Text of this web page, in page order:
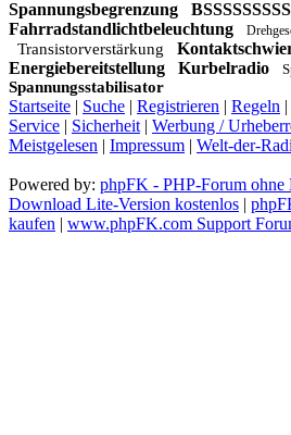
Spannungsbegrenzung
Fahrradstandlichtbeleuchtung
Transistorverstärkung
Energiebereitstellung
Kurbelradio
Spannungsstabilisator
Startseite | Suche | Registrieren | Regeln |
Service | Sicherheit | Werbung /
Meistgelesen | Impressum | Welt-der-
Powered by: phpFK - PHP-Forum
Download Lite-Version kostenlos |
kaufen | www.phpFK.com Support